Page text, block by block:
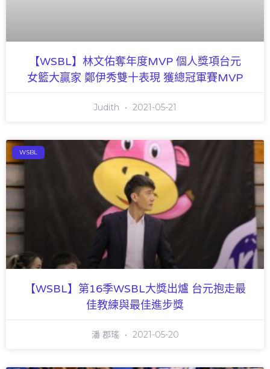
【WSBL】林文佑奪年度MVP 個人獎項台元
女籃大贏家 鄭伊秀雙十表現 獲總冠軍賽MVP
Judith 2021-05-21
WSBL
【WSBL】第16季WSBL大獎出爐 台元抱走最
佳教練與最佳進步獎
潘 郡瑤 2021-05-20